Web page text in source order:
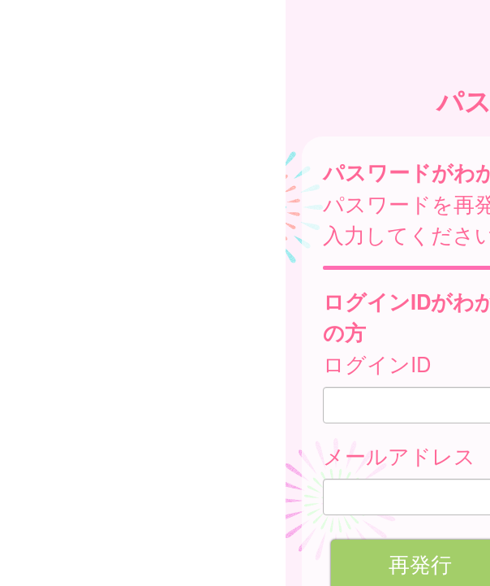
パ
パスワードがわ
パスワードを再
入力してください
ログインIDがわ
の方
ログインID
メールアドレス